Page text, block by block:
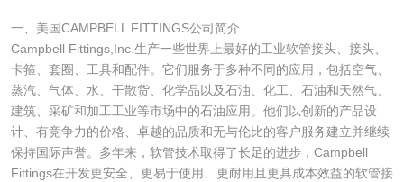
一、美国CAMPBELL FITTINGS公司简介
Campbell Fittings,Inc.生产一些世界上最好的工业软管接头、接头、
卡箍、套圈、工具和配件。它们服务于多种不同的应用，包括空气、
蒸汽、气体、水、干散货、化学品以及石油、化工、石油和天然气、
建筑、采矿和加工工业等市场中的石油应用。他们以创新的产品设
计、有竞争力的价格、卓越的品质和无与伦比的客户服务建立并继续
保持国际声誉。多年来，软管技术取得了长足的进步，Campbell
Fittings在开发更安全、更易于使用、更耐用且更具成本效益的软管接